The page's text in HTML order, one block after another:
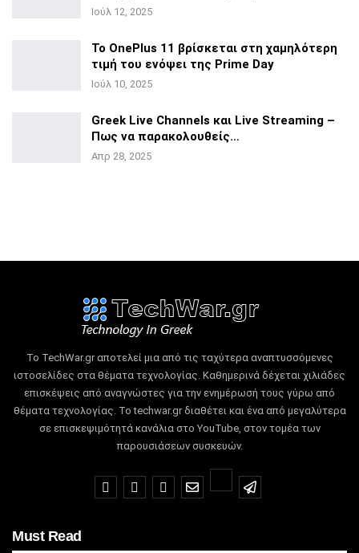
Ιούλ 12, 2025
Το OnePlus 11 βρίσκεται στη χαμηλότερη
τιμή του ενόψει της Prime Day
Ιούλ 10, 2025
Greek Live Channels και Live Streaming –
Πως να παρακολουθείς…
Απρ 28, 2025
Το TechWar.gr αποτελεί μια από τις ταχύτερα αναπτυσσόμενες
ιστοσελίδες στα θέματα τεχνολογίας. Καθημερινά δέχεται χιλιάδες
επισκέψεις από αναγνώστες για την ενημέρωσή τους γύρω από
θέματα τεχνολογίας. Το techwar.gr διαθέτει και ένα από μεγαλύτερα
σε επισκεψιμότητά κανάλια στο YouTube, στον τομέα των
παρουσιάσεων συσκευών.
Must Read